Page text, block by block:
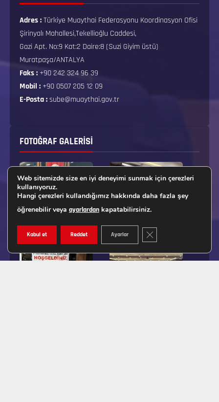
Adres :Türkiye Muaythai Federasyonu Koordinasyon Ofisi
Şirinyalı Mahallesi,Tekellioğlu Caddesi,
Gazi Apt. No:9 Kat:2 Daire:8 (Suzi Giyim üstü)
Muratpaşa/ANTALYA
Faks : +90 242 324 96 39
Mobil : +90 0507 205 12 09
E-Posta :sube@muaythai.gov.tr
FOTOĞRAF GALERISI
Web sitemizde size en iyi deneyimi sunmak için çerezleri
kullanıyoruz.
Hangi çerezleri kullandığımız hakkında daha fazla şey
öğrenebilir veya ayarlardan kapatabilirsiniz.
Kabul et Reddet Ayarlar GDPR ÇEREZ ŞERIDINI